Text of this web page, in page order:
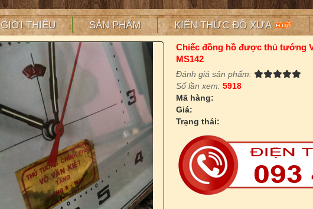
GIỚI THIỆU SẢN PHẨM KIẾN THỨC ĐỒ XƯA
Chiếc đồng hồ được thủ tướng
MS142
Đánh giá sản phẩm:
Số lần xem: 5918
Mã hàng:
Giá:
Trạng thái: